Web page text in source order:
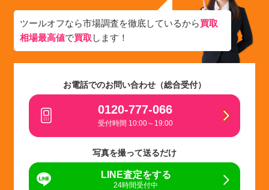
ツールオフなら市場調査を徹底しているから買取
相場最高値で買取 します！
お電話でのお問い合わせ（総合受付）
0120-777-066
受付時間 10:00～19:00
写真を撮って送るだけ
LINE査定をする
24時間受付中